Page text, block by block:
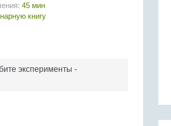
45 мин
книгу
эксперименты -